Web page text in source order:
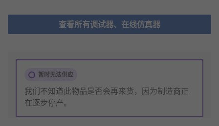
查看所有调试器、在线仿真器
暂时无法供应
我们不知道此物品是否会再来货，因为制造商正
在逐步停产。